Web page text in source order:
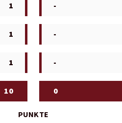
1 -
1 -
1 -
10 0
PUNKTE